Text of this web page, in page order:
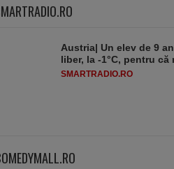
Austria| Un elev de 9
liber, la -1°C, pentru că
SMARTRADIO.RO